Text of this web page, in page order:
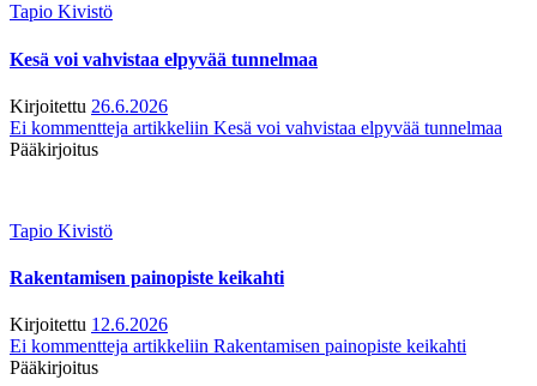
Tapio Kivistö
Kesä voi vahvistaa elpyvää tunnelmaa
Kirjoitettu 26.6.2026
Ei kommentteja artikkeliin Kesä voi vahvistaa elpyvää tunnelmaa
Pääkirjoitus
Tapio Kivistö
Rakentamisen painopiste keikahti
Kirjoitettu 12.6.2026
Ei kommentteja artikkeliin Rakentamisen painopiste keikahti
Pääkirjoitus